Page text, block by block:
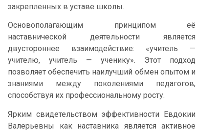
закрепленных в уставе школы.
Основополагающим принципом её
наставнической деятельности является
двустороннее взаимодействие: «учитель —
учителю, учитель — ученику». Этот подход
позволяет обеспечить наилучший обмен опытом и
знаниями между поколениями педагогов,
способствуя их профессиональному росту.
Ярким свидетельством эффективности Евдокии
Валерьевны как наставника является активное